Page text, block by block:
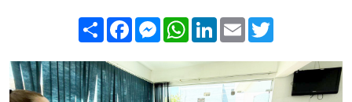
Compartilhar
FacebookMessenger
WhatsApp
LinkedIn
Email